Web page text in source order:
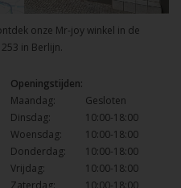
onze Mr-joy winkel in de
in Berlijn.
Openingstijden:
Maandag:
Gesloten
Dinsdag:
10:00-18:00
Woensdag:
10:00-18:00
Donderdag:
10:00-18:00
Vrijdag:
10:00-18:00
Zaterdag:
10:00-18:00